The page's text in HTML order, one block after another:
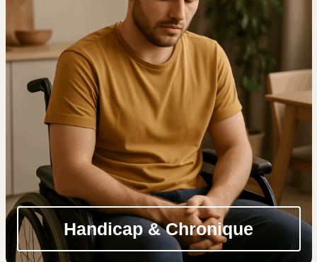
Handicap & Chronique